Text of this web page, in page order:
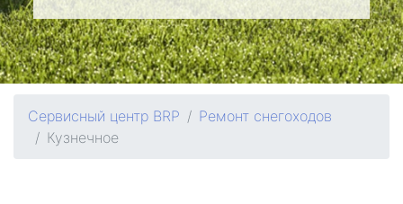
Сервисный центр BRP
Ремонт снегоходов
Кузнечное